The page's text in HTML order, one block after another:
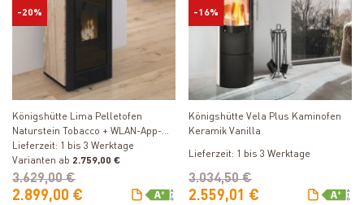
-20%
Produkt ansehen
Königshütte Lima Pelletofen
Naturstein Tobacco + WLAN-App-
Steuerung inkl. kostenfreier
Freischaltung
Lieferzeit: 1 bis 3 Werktage
Varianten ab 2.759,00 €
2.899,00 €
3.629,00 €
-16%
Produkt ansehen
Königshütte Vela Plus Kaminofen
Keramik Vanilla
Lieferzeit: 1 bis 3 Werktage
2.559,01 €
3.034,50 €